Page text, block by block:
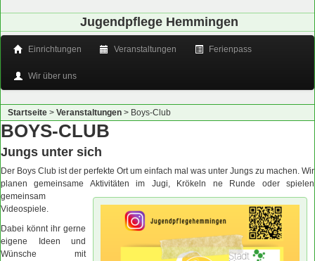
Jugendpflege Hemmingen
Einrichtungen Veranstaltungen Ferienpass
Wir über uns
Startseite > Veranstaltungen > Boys-Club
BOYS-CLUB
Jungs unter sich
Der Boys Club ist der perfekte Ort um einfach mal was unter Jungs zu machen. Wir
planen gemeinsame Aktivitäten im Jugi, Krökeln ne Runde oder spielen
gemeinsam
Videospiele.
Dabei könnt ihr gerne
eigene Ideen und
Wünsche mit